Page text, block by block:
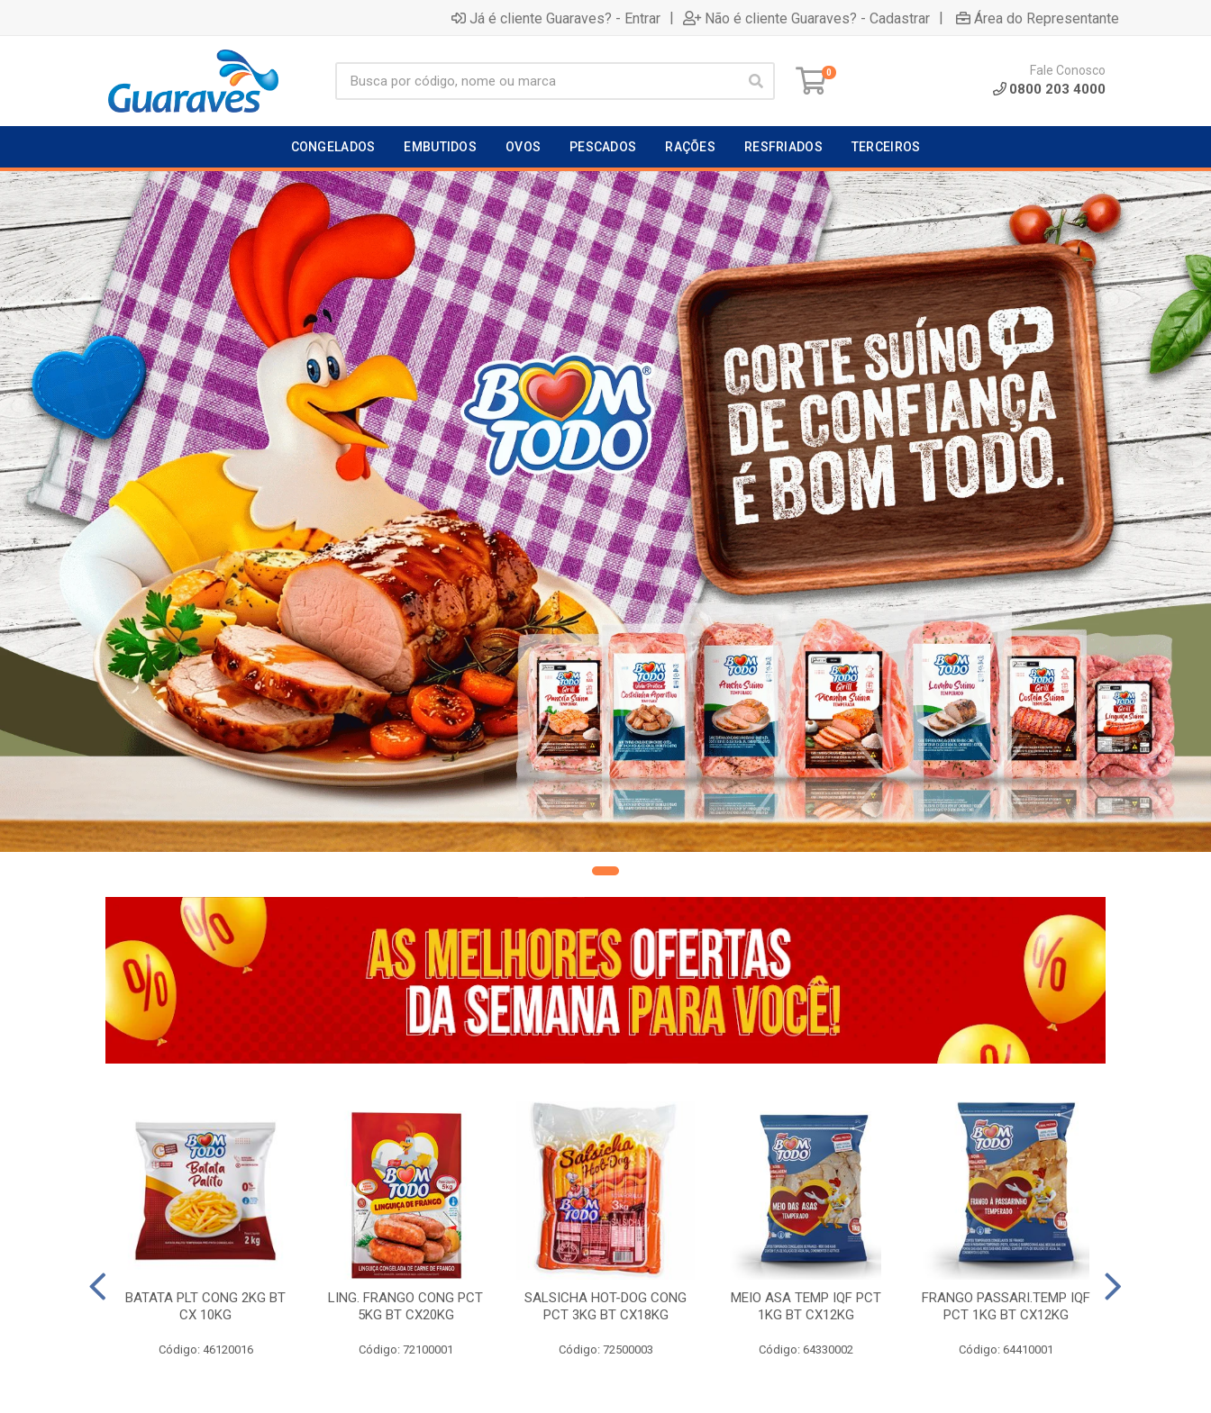
Já é cliente Guaraves? - Entrar | Não é cliente Guaraves? - Cadastrar | Área do Representante
0 Fale Conosco
0800 203 4000
CONGELADOS EMBUTIDOS OVOS PESCADOS RAÇÕES RESFRIADOS TERCEIROS
BATATA PLT CONG 2KG BT
CX 10KG
Código: 46120016
LING. FRANGO CONG PCT
5KG BT CX20KG
Código: 72100001
SALSICHA HOT-DOG CONG
PCT 3KG BT CX18KG
Código: 72500003
MEIO ASA TEMP IQF PCT
1KG BT CX12KG
Código: 64330002
FRANGO PASSARI.TEMP IQF
PCT 1KG BT CX12KG
Código: 64410001